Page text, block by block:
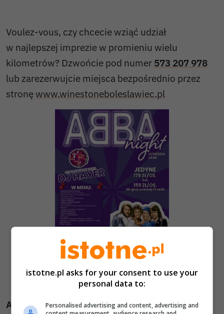
Voulez-vous, czy chcecie wziąć udział
w najlepszej imprezie w promieniu wielu
kilometrów? Dzwońcie pod numer 573 207 978
lub zarezerwujcie miejsca bezpośrednio przez
stronęwww.winestoneboleslawiec.pl
ABBA Night w Bowling Bolesławiec •Autor zdjęcia:
Bowling Bolesławiec
A ostatnio bawiliście się tak:
istotne.pl asks for your consent to use your
personal data to:
Personalised advertising and content, advertising and